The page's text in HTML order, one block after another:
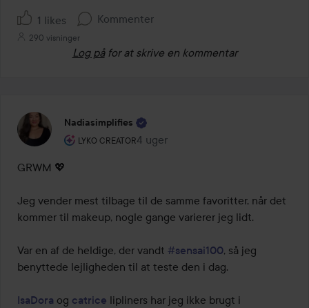
1 likes Kommenter
290 visninger
Log på for at skrive en kommentar
Nadiasimplifies
LYKO CREATOR
Brugerens rolle: Lyko Creator.
4 uger
Posten blev oprettet 4 uger
GRWM 💖
Jeg vender mest tilbage til de samme favoritter, når det
kommer til makeup, nogle gange varierer jeg lidt.
Var en af de heldige, der vandt #sensai100, så jeg
benyttede lejligheden til at teste den i dag.
IsaDora og catrice lipliners har jeg ikke brugt i